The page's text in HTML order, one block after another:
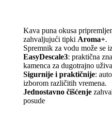
Kava puna okusa
zahvaljujući tipki Aroma+.
Spremnik za vodu može se
EasyDescale3: praktična
kamenca za dugotrajno
Sigurnije i praktičnije:
izborom različitih vremena.
Jednostavno čišćenje
posude